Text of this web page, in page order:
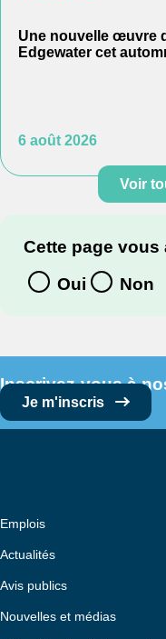
Une nouvelle œuvre
Edgewater cet
6 août 2026
Voir
Cette page vous
Oui
Non
Inscrivez-vous à
Je m'inscris
Emplois
Actualités
Avis publics
Nouvelles et médias